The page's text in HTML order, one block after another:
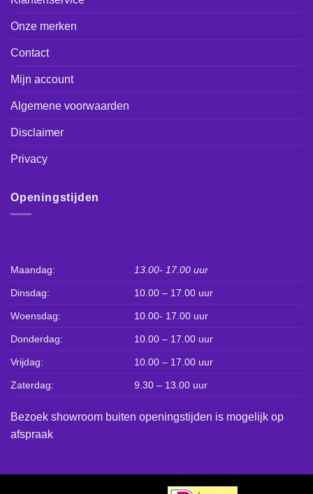
Onze merken
Contact
Mijn account
Algemene voorwaarden
Disclaimer
Privacy
Openingstijden
Maandag: 13.00- 17.00 uur
Dinsdag: 10.00 – 17.00 uur
Woensdag: 10.00- 17.00 uur
Donderdag: 10.00 – 17.00 uur
Vrijdag: 10.00 – 17.00 uur
Zaterdag: 9.30 – 13.00 uur
Bezoek showroom buiten openingstijden is mogelijk op
afspraak